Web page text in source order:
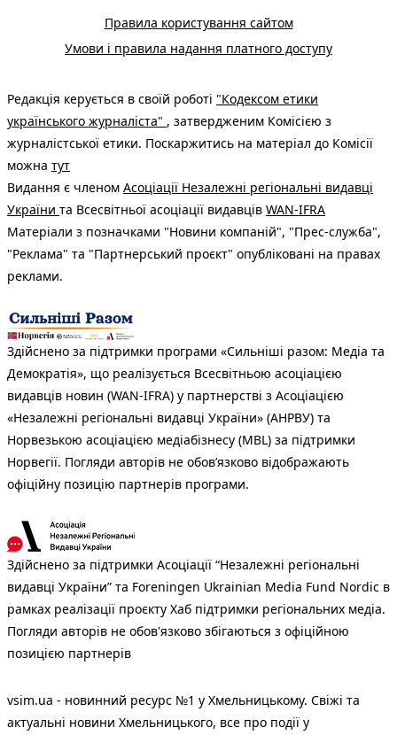
Правила користування сайтом
Умови і правила надання платного доступу
Редакція керується в своїй роботі "Кодексом етики
українського журналіста" , затвердженим Комісією з
журналістської етики. Поскаржитись на матеріал до Комісії
можна тут
Видання є членом Асоціації Незалежні регіональні видавці
України та Всесвітньої асоціації видавців WAN-IFRA
Матеріали з позначками "Новини компаній", "Прес-служба",
"Реклама" та "Партнерський проєкт" опубліковані на правах
реклами.
Здійснено за підтримки програми «Сильніші разом: Медіа та
Демократія», що реалізується Всесвітньою асоціацією
видавців новин (WAN-IFRA) у партнерстві з Асоціацією
«Незалежні регіональні видавці України» (АНРВУ) та
Норвезькою асоціацією медіабізнесу (MBL) за підтримки
Норвегії. Погляди авторів не обов’язково відображають
офіційну позицію партнерів програми.
Здійснено за підтримки Асоціації “Незалежні регіональні
видавці України” та Foreningen Ukrainian Media Fund Nordic в
рамках реалізації проєкту Хаб підтримки регіональних медіа.
Погляди авторів не обов'язково збігаються з офіційною
позицією партнерів
vsim.ua - новинний ресурс №1 у Хмельницькому. Свіжі та
актуальні новини Хмельницького, все про події у